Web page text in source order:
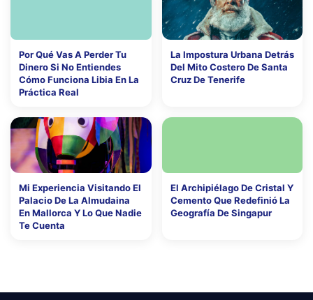
Por Qué Vas A Perder Tu
Dinero Si No Entiendes
Cómo Funciona Libia En La
Práctica Real
La Impostura Urbana Detrás
Del Mito Costero De Santa
Cruz De Tenerife
Mi Experiencia Visitando El
Palacio De La Almudaina
En Mallorca Y Lo Que Nadie
Te Cuenta
El Archipiélago De Cristal Y
Cemento Que Redefinió La
Geografía De Singapur